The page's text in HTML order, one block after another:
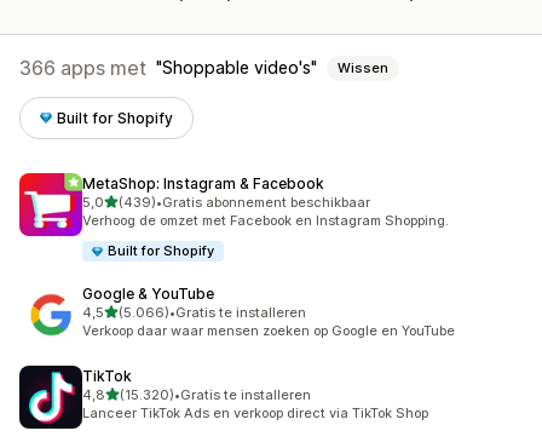
366 apps met Shoppable video's Wissen
Built for Shopify
MetaShop: Instagram & Facebook
5,0van 5 sterren
(439)
439 recensies in totaal
•Gratis abonnement beschikbaar
Verhoog de omzet met Facebook en Instagram Shopping.
Built for Shopify
Google & YouTube
4,5van 5 sterren
(5.066)
5066 recensies in totaal
•Gratis te installeren
Verkoop daar waar mensen zoeken op Google en YouTube
TikTok
4,8van 5 sterren
(15.320)
15320 recensies in totaal
•Gratis te installeren
Lanceer TikTok Ads en verkoop direct via TikTok Shop